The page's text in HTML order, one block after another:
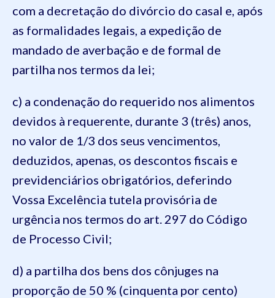
com a decretação do divórcio do casal e, após
as formalidades legais, a expedição de
mandado de averbação e de formal de
partilha nos termos da lei;
c) a condenação do requerido nos alimentos
devidos à requerente, durante 3 (três) anos,
no valor de 1/3 dos seus vencimentos,
deduzidos, apenas, os descontos fiscais e
previdenciários obrigatórios, deferindo
Vossa Excelência tutela provisória de
urgência nos termos do art. 297 do Código
de Processo Civil;
d) a partilha dos bens dos cônjuges na
proporção de 50 % (cinquenta por cento)